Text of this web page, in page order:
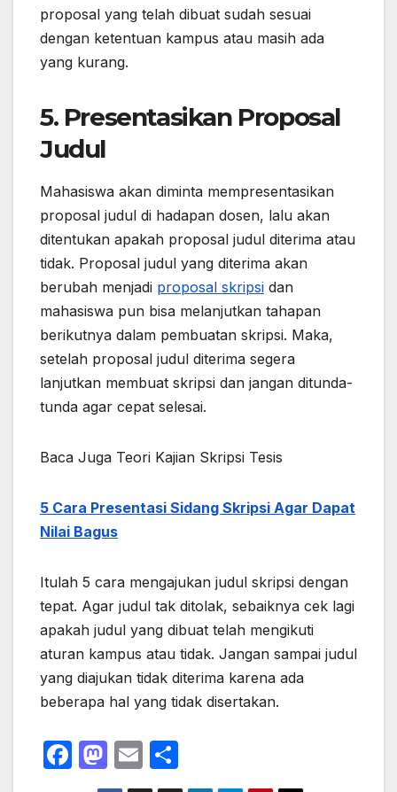
proposal yang telah dibuat sudah sesuai
dengan ketentuan kampus atau masih ada
yang kurang.
5. Presentasikan Proposal
Judul
Mahasiswa akan diminta mempresentasikan
proposal judul di hadapan dosen, lalu akan
ditentukan apakah proposal judul diterima atau
tidak. Proposal judul yang diterima akan
berubah menjadi proposal skripsi dan
mahasiswa pun bisa melanjutkan tahapan
berikutnya dalam pembuatan skripsi. Maka,
setelah proposal judul diterima segera
lanjutkan membuat skripsi dan jangan ditunda-
tunda agar cepat selesai.
Baca Juga Teori Kajian Skripsi Tesis
5 Cara Presentasi Sidang Skripsi Agar Dapat
Nilai Bagus
Itulah 5 cara mengajukan judul skripsi dengan
tepat. Agar judul tak ditolak, sebaiknya cek lagi
apakah judul yang dibuat telah mengikuti
aturan kampus atau tidak. Jangan sampai judul
yang diajukan tidak diterima karena ada
beberapa hal yang tidak disertakan.
F
M
a
E
m h